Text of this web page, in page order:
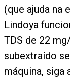
(que ajuda na
Lindoya
TDS de 22
subextraído
máquina,